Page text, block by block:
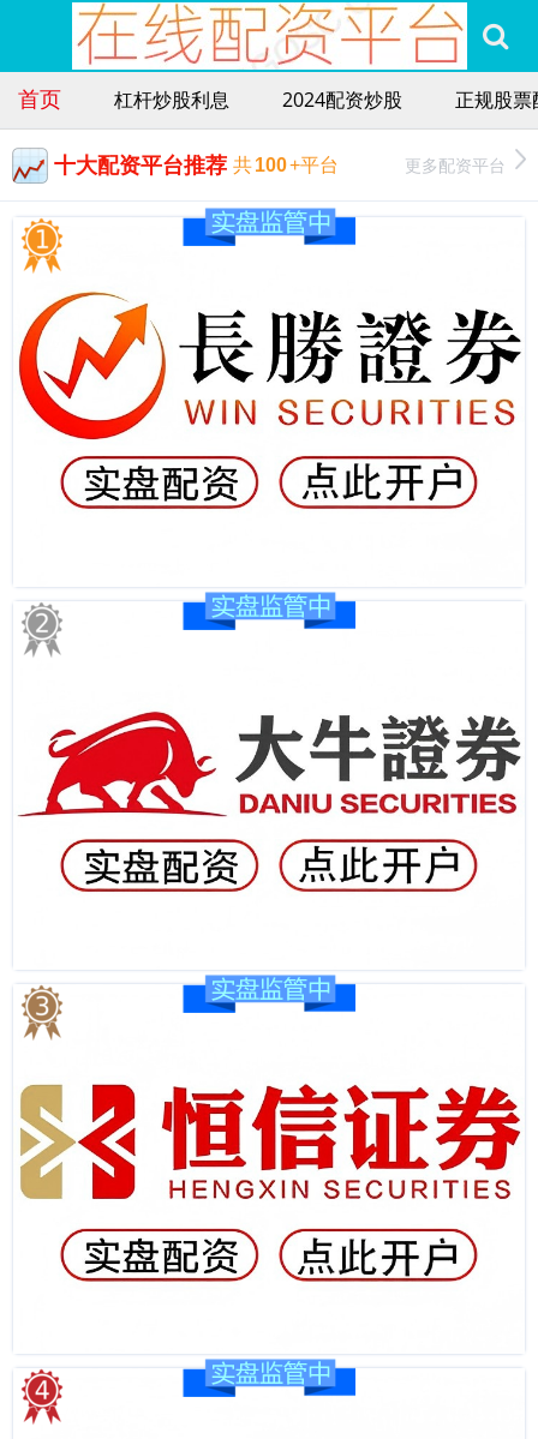
首页 杠杆炒股利息 2024配资炒股 正规股票
十大配资平台推荐 共100+平台 更多配资平台